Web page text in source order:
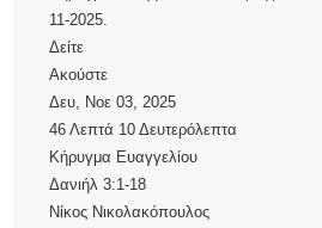
11-2025.
Δείτε
Ακούστε
Δευ, Νοε 03, 2025
46 Λεπτά 10 Δευτερόλεπτα
Κήρυγμα Ευαγγελίου
Δανιήλ 3:1-18
Νίκος Νικολακόπουλος